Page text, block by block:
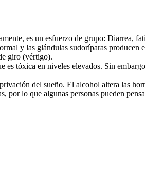
es un esfuerzo de grupo: Diarrea,
y las glándulas sudoríparas producen
giro (vértigo).
tóxica en niveles elevados. Sin
del sueño. El alcohol altera las
lo que algunas personas pueden